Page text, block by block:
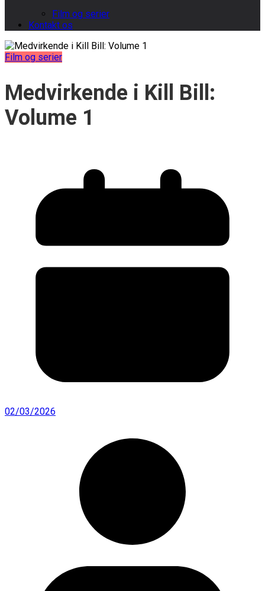
Film og serier
Kontakt os
Film og serier
Medvirkende i Kill Bill:
Volume 1
02/03/2026